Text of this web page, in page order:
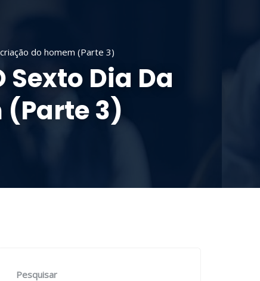
do homem (Parte 3)
Sexto Dia Da
(Parte 3)
Pesquisar